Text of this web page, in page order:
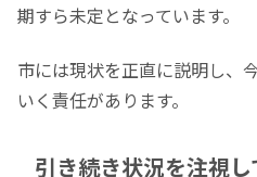
期すら未定となっています。
市には現状を正直に説明し、
いく責任があります。
引き続き状況を注視